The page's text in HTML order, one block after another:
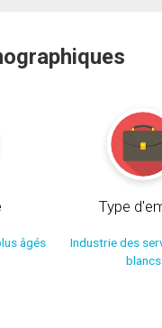
âgés
Type
Industrie des
blancs